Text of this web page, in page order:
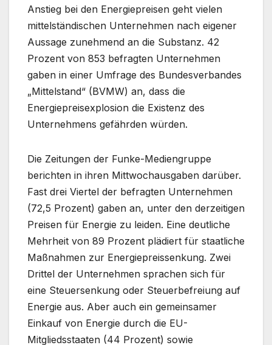
Anstieg bei den Energiepreisen geht vielen
mittelständischen Unternehmen nach eigener
Aussage zunehmend an die Substanz. 42
Prozent von 853 befragten Unternehmen
gaben in einer Umfrage des Bundesverbandes
„Mittelstand“ (BVMW) an, dass die
Energiepreisexplosion die Existenz des
Unternehmens gefährden würden.
Die Zeitungen der Funke-Mediengruppe
berichten in ihren Mittwochausgaben darüber.
Fast drei Viertel der befragten Unternehmen
(72,5 Prozent) gaben an, unter den derzeitigen
Preisen für Energie zu leiden. Eine deutliche
Mehrheit von 89 Prozent plädiert für staatliche
Maßnahmen zur Energiepreissenkung. Zwei
Drittel der Unternehmen sprachen sich für
eine Steuersenkung oder Steuerbefreiung auf
Energie aus. Aber auch ein gemeinsamer
Einkauf von Energie durch die EU-
Mitgliedsstaaten (44 Prozent) sowie